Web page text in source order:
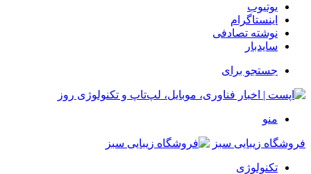
یوتیوب
اینستاگرام
نوشته تصادفی
سایدبار
جستجو برای
منو
فروشگاه زیبایی سبز
تکنولوژی